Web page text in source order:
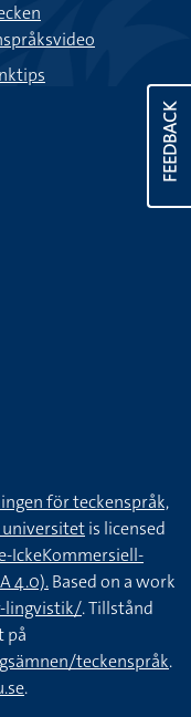
FEEDBACK
för teckenspråk,
is licensed
IckeKommersiell-
4.0).Based on a work
lingvistik/. Tillstånd
på
teckenspråk.
.